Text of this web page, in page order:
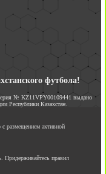
футбола!
№ KZ11VPY00109441 выдано
Республики Казахстан.
с размещением активной
Придерживайтесь правил